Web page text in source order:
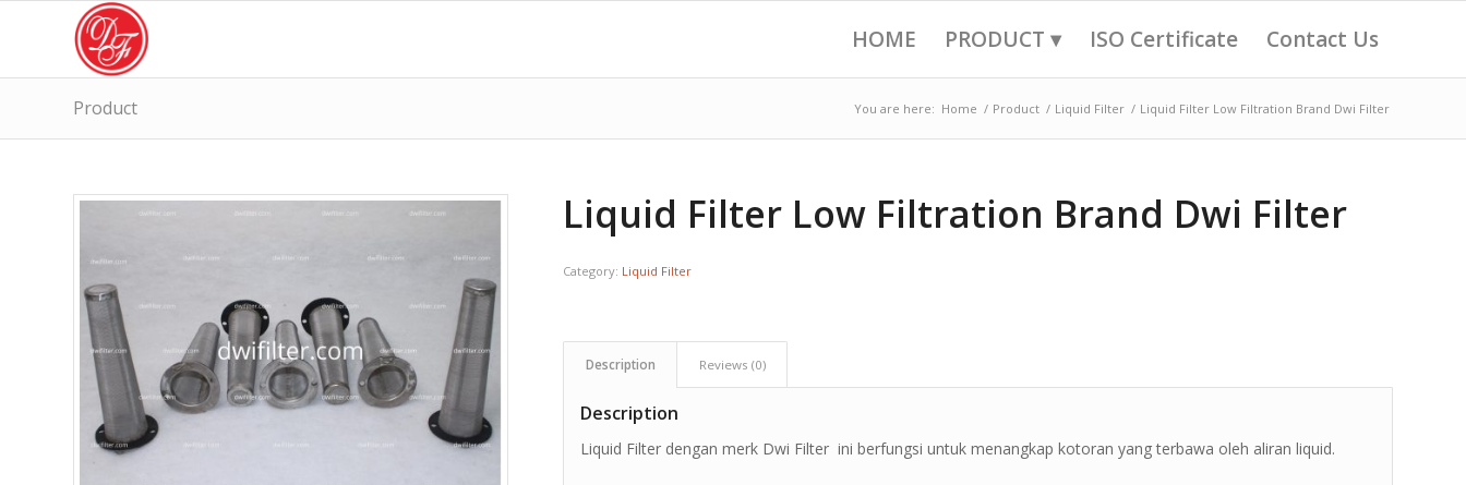
HOME PRODUCT ▾ ISO Certificate Contact Us
Product You are here: Home / Product / Liquid Filter / Liquid Filter Low Filtration Brand Dwi Filter
Liquid Filter Low Filtration Brand Dwi Filter
Category: Liquid Filter
Description Reviews (0)
Description
Liquid Filter dengan merk Dwi Filter ini berfungsi untuk menangkap kotoran yang terbawa oleh aliran liquid.